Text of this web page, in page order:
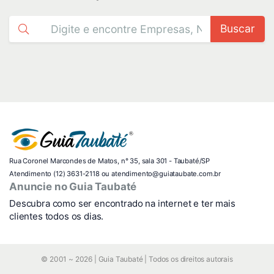
Buscar
Rua Coronel Marcondes de Matos, n° 35, sala 301 - Taubaté/SP
Atendimento (12) 3631-2118 ou atendimento@guiataubate.com.br
Anuncie no Guia Taubaté
Descubra como ser encontrado na internet e ter mais
clientes todos os dias.
© 2001 ~ 2026 | Guia Taubaté | Todos os direitos autorais